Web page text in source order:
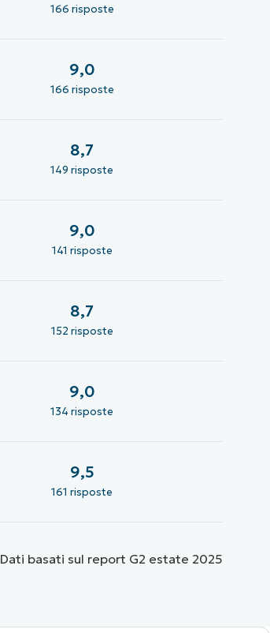
166 risposte
9,0
166 risposte
8,7
149 risposte
9,0
141 risposte
8,7
152 risposte
9,0
134 risposte
9,5
161 risposte
Dati basati sul report G2 estate 2025